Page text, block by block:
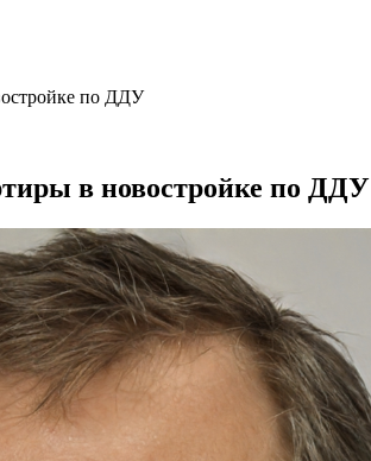
по ДДУ
в новостройке по ДДУ